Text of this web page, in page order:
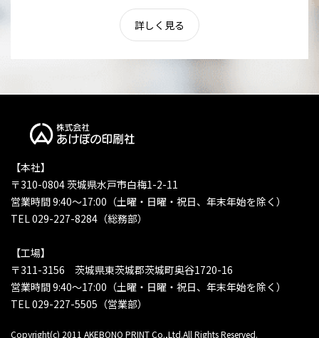
詳しく見る
【本社】
〒310-0804 茨城県水戸市白梅1-2-11
営業時間 9:40〜17:00（土曜・日曜・祝日、年末年始を除く）
TEL 029-227-8284（総務部）
【工場】
〒311-3156 茨城県東茨城郡茨城町奥谷1720-16
営業時間 9:40〜17:00（土曜・日曜・祝日、年末年始を除く）
TEL 029-227-5505（営業部）
Copyright(c) 2011 AKEBONO PRINT Co.,Ltd.All Rights Reserved.